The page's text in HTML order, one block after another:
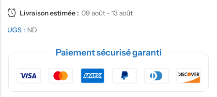
Livraison estimée : 09 août - 13 août
UGS : ND
Paiement sécurisé garanti